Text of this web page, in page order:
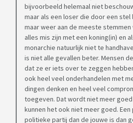
bijvoorbeeld helemaal niet
maar als een loser die door een
maar weer aan de meeste
alles mis zijn met een koning(in) en
monarchie natuurlijk niet te
is niet alle gevallen beter. Mensen
dat ze er iets over te zeggen
ook heel veel onderhandelen met
dingen denken en heel veel
toegeven. Dat wordt niet meer
kunnen het ook niet meer goed.
politieke partij dan de jouwe is dan